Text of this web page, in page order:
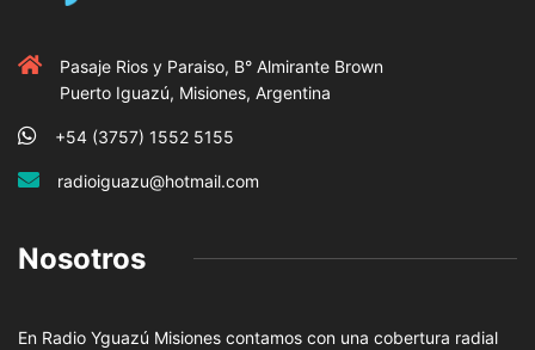
Pasaje Rios y Paraiso, B° Almirante Brown
Puerto Iguazú, Misiones, Argentina
+54 (3757) 1552 5155
radioiguazu@hotmail.com
Nosotros
En Radio Yguazú Misiones contamos con una cobertura radial